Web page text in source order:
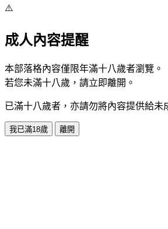
⚠️
成人內容提醒
本部落格內容僅限年滿十八歲者瀏覽。
若您未滿十八歲，請立即離開。
已滿十八歲者，亦請勿將內容提供給未
我已滿18歲 離開